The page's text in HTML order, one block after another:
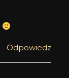
Odpowiedz